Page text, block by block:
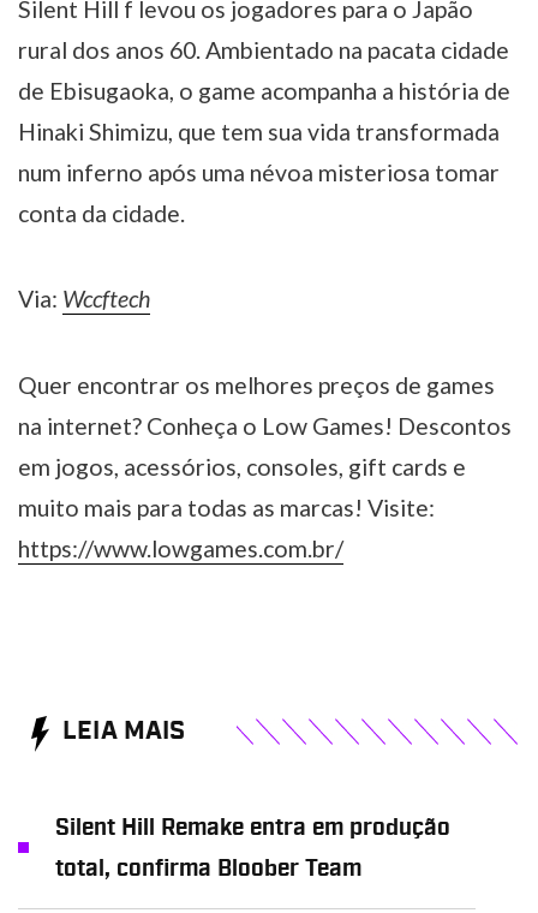
Silent Hill f levou os jogadores para o Japão
rural dos anos 60. Ambientado na pacata cidade
de Ebisugaoka, o game acompanha a história de
Hinaki Shimizu, que tem sua vida transformada
num inferno após uma névoa misteriosa tomar
conta da cidade.
Via: Wccftech
Quer encontrar os melhores preços de games
na internet? Conheça o Low Games! Descontos
em jogos, acessórios, consoles, gift cards e
muito mais para todas as marcas! Visite:
https://www.lowgames.com.br/
LEIA MAIS
Silent Hill Remake entra em produção
total, confirma Bloober Team